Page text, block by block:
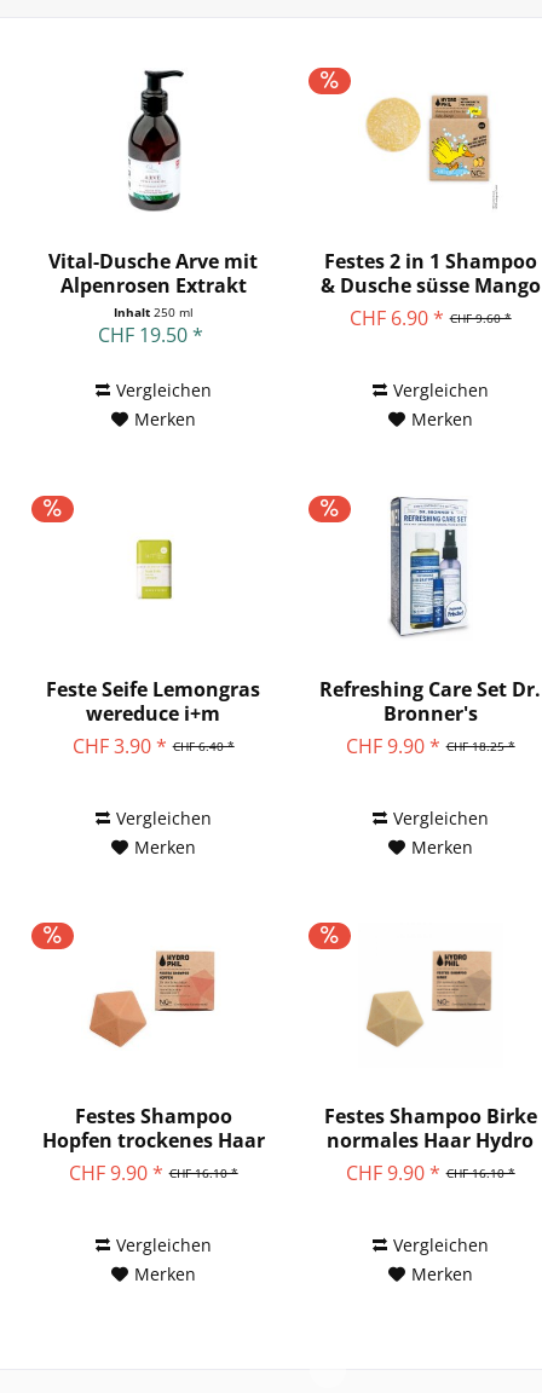
Vital-Dusche Arve mit
Alpenrosen Extrakt
250ml...
Inhalt 250 ml
CHF 19.50 *
Vergleichen
Merken
Festes 2 in 1 Shampoo
& Dusche süsse Mango
für...CHF 9.60 *
CHF 6.90 *
Vergleichen
Merken
Feste Seife Lemongras
wereduce i+m
Naturkosmetik
CHF 6.40 *
CHF 3.90 *
Vergleichen
Merken
Refreshing Care Set Dr.
Bronner's
CHF 18.25 *
CHF 9.90 *
Vergleichen
Merken
Festes Shampoo
Hopfen trockenes Haar
Hydro PhilCHF 16.10 *
CHF 9.90 *
Vergleichen
Merken
Festes Shampoo Birke
normales Haar Hydro
PhilCHF 16.10 *
CHF 9.90 *
Vergleichen
Merken